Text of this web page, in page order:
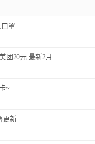
口罩
团20元 最新2月
~
更新